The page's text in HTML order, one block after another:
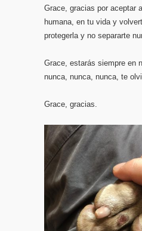
Grace, gracias por aceptar
humana, en tu vida y
protegerla y no separarte
Grace, estarás siempre en
nunca, nunca, nunca, te
Grace, gracias.